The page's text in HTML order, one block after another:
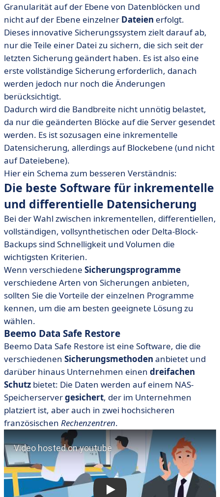
Granularität auf der Ebene von Datenblöcken und
nicht auf der Ebene einzelner Dateien erfolgt.
Dieses innovative Sicherungssystem zielt darauf ab,
nur die Teile einer Datei zu sichern, die sich seit der
letzten Sicherung geändert haben. Es ist also eine
erste vollständige Sicherung erforderlich, danach
werden jedoch nur noch die Änderungen
berücksichtigt.
Dadurch wird die Bandbreite nicht unnötig belastet,
da nur die geänderten Blöcke auf die Server gesendet
werden. Es ist sozusagen eine inkrementelle
Datensicherung, allerdings auf Blockebene (und nicht
auf Dateiebene).
Hier ein Schema zum besseren Verständnis:
Die beste Software für inkrementelle
und differentielle Datensicherung
Bei der Wahl zwischen inkrementellen, differentiellen,
vollständigen, vollsynthetischen oder Delta-Block-
Backups sind Schnelligkeit und Volumen die
wichtigsten Kriterien.
Wenn verschiedene Sicherungsprogramme
verschiedene Arten von Sicherungen anbieten,
sollten Sie die Vorteile der einzelnen Programme
kennen, um die am besten geeignete Lösung zu
wählen.
Beemo Data Safe Restore
Beemo Data Safe Restore ist eine Software, die die
verschiedenen Sicherungsmethoden anbietet und
darüber hinaus Unternehmen einen dreifachen
Schutz bietet: Die Daten werden auf einem NAS-
Speicherservergesichert, der im Unternehmen
platziert ist, aber auch in zwei hochsicheren
französischen Rechenzentren.